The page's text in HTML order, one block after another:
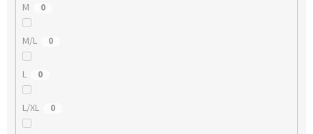
M 0
M/L 0
L 0
L/XL 0